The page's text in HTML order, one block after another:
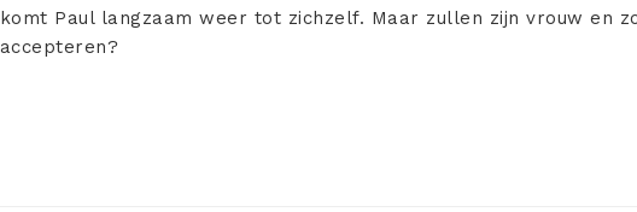
komt Paul langzaam weer tot zichzelf. Maar zullen zijn vrouw en
accepteren?